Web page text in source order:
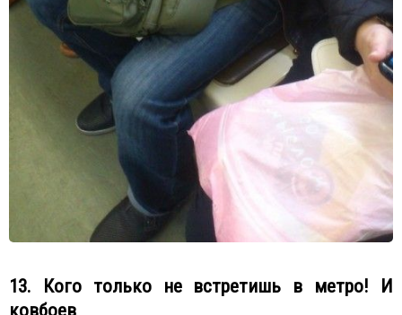
13. Кого только не встретишь в метро! И
ковбоев